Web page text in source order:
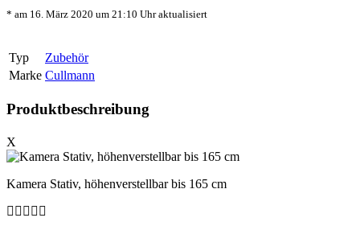
* am 16. März 2020 um 21:10 Uhr aktualisiert
Typ
Zubehör
Marke Cullmann
Produktbeschreibung
X
Kamera Stativ, höhenverstellbar bis 165 cm